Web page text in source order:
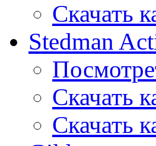
Скачать
Stedman
Скачать
Скачать